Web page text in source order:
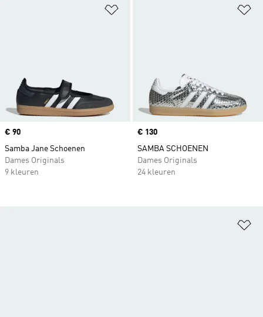
Price
€ 90
Samba Jane Schoenen
Dames Originals
9 kleuren
Price
€ 130
SAMBA SCHOENEN
Dames Originals
24 kleuren